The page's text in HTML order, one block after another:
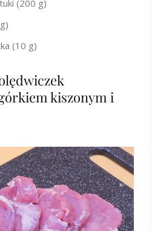
(200 g)
(10 g)
kiszonym i